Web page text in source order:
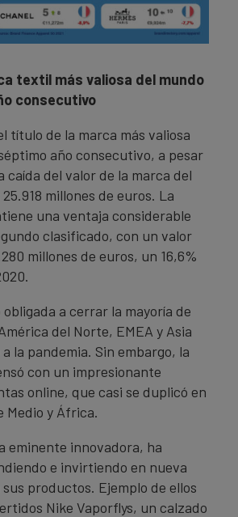
textil más valiosa del mundo
consecutivo
título de la marca más valiosa
año consecutivo, a pesar
caída del valor de la marca del
millones de euros. La
una ventaja considerable
clasificado, con un valor
millones de euros, un 16,6%
a cerrar la mayoría de
del Norte, EMEA y Asia
la pandemia. Sin embargo, la
con un impresionante
online, que casi se duplicó en
Medio y África.
eminente innovadora, ha
e invirtiendo en nueva
productos. Ejemplo de ellos
Nike Vaporflys, un calzado